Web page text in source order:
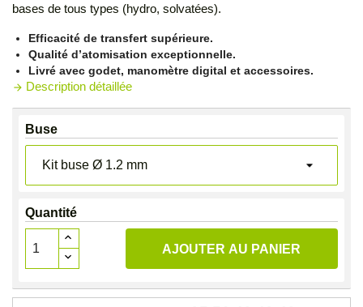
bases de tous types (hydro, solvatées).
Efficacité de transfert supérieure.
Qualité d’atomisation exceptionnelle.
Livré avec godet, manomètre digital et accessoires.
arrow_forward Description détaillée
Buse
Quantité
AJOUTER AU PANIER